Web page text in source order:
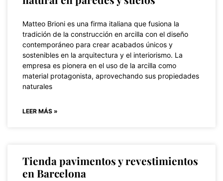
Matteo Brioni es una firma italiana que fusiona la
tradición de la construcción en arcilla con el diseño
contemporáneo para crear acabados únicos y
sostenibles en la arquitectura y el interiorismo. La
empresa es pionera en el uso de la arcilla como
material protagonista, aprovechando sus propiedades
naturales
LEER MÁS »
Tienda pavimentos y revestimientos
en Barcelona